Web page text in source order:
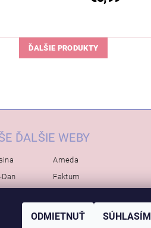
ĎALŠIE PRODUKTY
ĎALŠIE WEBY
Dan
Ameda
Faktum
Bambino-Mio
ODMIETNUŤ SÚHLASÍM